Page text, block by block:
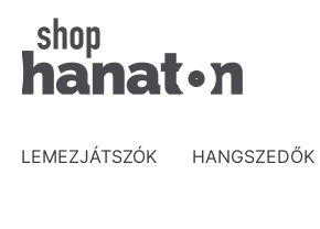
content
LEMEZJÁTSZÓK HANGSZEDŐK